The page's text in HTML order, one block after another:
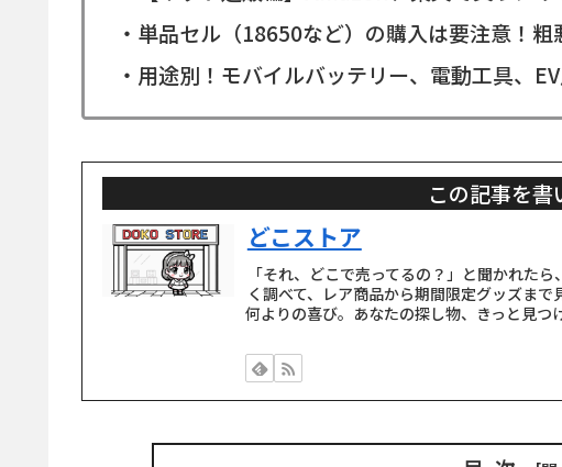
・単品セル（18650など）の購入は要注意！
・用途別！モバイルバッテリー、電動工具、
この記事を書
どこストア
「それ、どこで売ってるの？」と聞かれた
く調べて、レア商品から期間限定グッズま
何よりの喜び。あなたの探し物、きっと見つ